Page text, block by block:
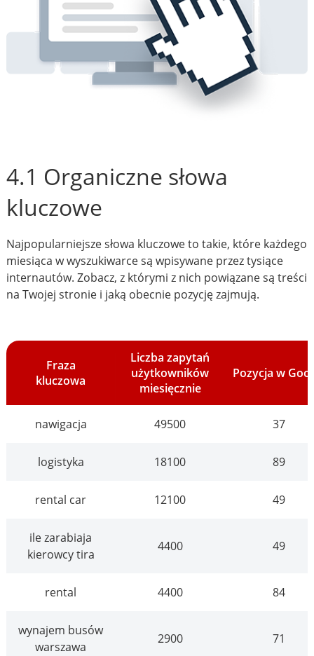
4.1 Organiczne słowa
kluczowe
Najpopularniejsze słowa kluczowe to takie, które każdego
miesiąca w wyszukiwarce są wpisywane przez tysiące
internautów. Zobacz, z którymi z nich powiązane są treści
na Twojej stronie i jaką obecnie pozycję zajmują.
Fraza
kluczowa
Liczba zapytań
użytkowników
miesięcznie
Pozycja w
nawigacja 49500 37
logistyka 18100 89
rental car 12100 49
ile zarabiaja
kierowcy tira
4400 49
rental 4400 84
wynajem busów
warszawa
2900 71